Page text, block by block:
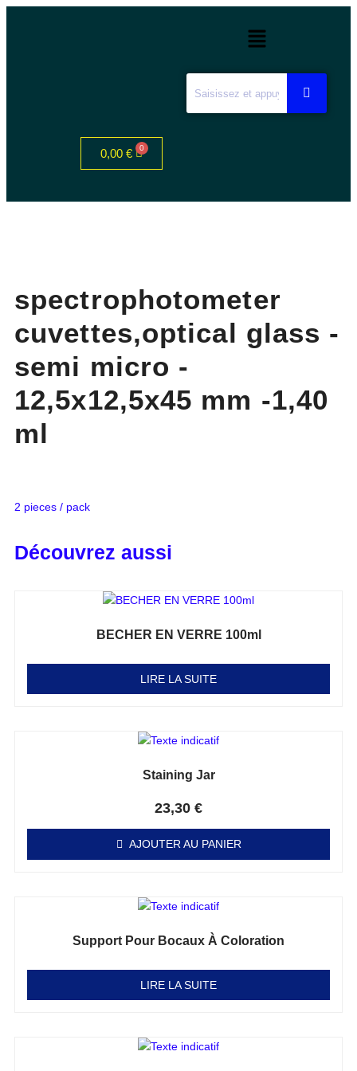
0,00 €
spectrophotometer
cuvettes,optical glass -
semi micro -
12,5x12,5x45 mm -1,40
ml
2 pieces / pack
Découvrez aussi
BECHER EN VERRE 100ml
LIRE LA SUITE
Staining Jar
23,30 €
AJOUTER AU PANIER
Support Pour Bocaux À Coloration
LIRE LA SUITE